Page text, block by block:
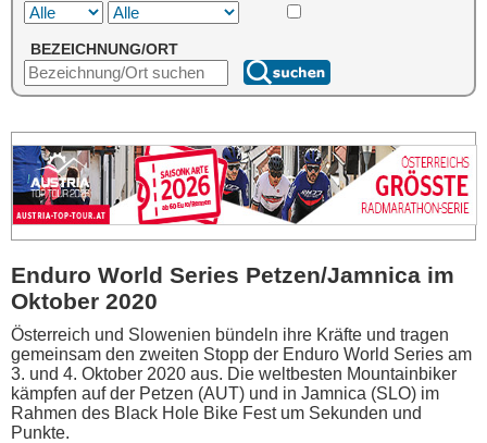
BEZEICHNUNG/ORT
Enduro World Series Petzen/Jamnica im
Oktober 2020
Österreich und Slowenien bündeln ihre Kräfte und tragen
gemeinsam den zweiten Stopp der Enduro World Series am
3. und 4. Oktober 2020 aus. Die weltbesten Mountainbiker
kämpfen auf der Petzen (AUT) und in Jamnica (SLO) im
Rahmen des Black Hole Bike Fest um Sekunden und
Punkte.